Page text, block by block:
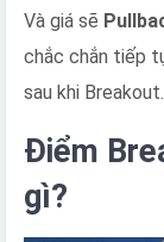
Và giá sẽ
chắc chắn tiếp
sau khi Breakout.
Điểm
gì?